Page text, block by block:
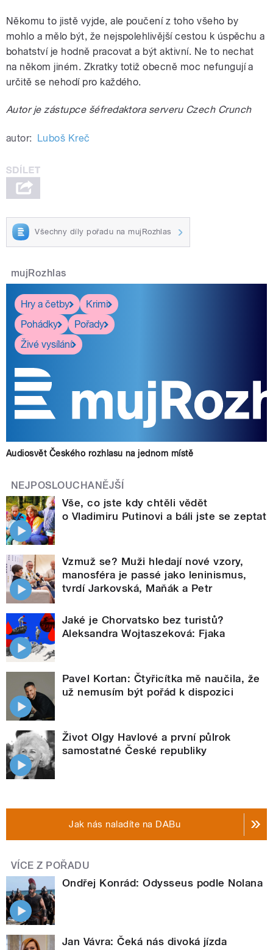
Někomu to jistě vyjde, ale poučení z toho všeho by
mohlo a mělo být, že nejspolehlivější cestou k úspěchu a
bohatství je hodně pracovat a být aktivní. Ne to nechat
na někom jiném. Zkratky totiž obecně moc nefungují a
určitě se nehodí pro každého.
Autor je zástupce šéfredaktora serveru Czech Crunch
autor: Luboš Kreč
Všechny díly pořadu na mujRozhlas
mujRozhlas
Hry a četby
Krimi
Pohádky
Pořady
Živé vysílání
Audiosvět Českého rozhlasu na jednom místě
NEJPOSLOUCHANĚJŠÍ
Vše, co jste kdy chtěli vědět
o Vladimiru Putinovi a báli jste se zeptat
Vzmuž se? Muži hledají nové vzory,
manosféra je passé jako leninismus,
tvrdí Jarkovská, Maňák a Petr
Jaké je Chorvatsko bez turistů?
Aleksandra Wojtaszeková: Fjaka
Pavel Kortan: Čtyřicítka mě naučila, že
už nemusím být pořád k dispozici
Život Olgy Havlové a první půlrok
samostatné České republiky
Jak nás naladíte na DABu
VÍCE Z POŘADU
Ondřej Konrád: Odysseus podle Nolana
Jan Vávra: Čeká nás divoká jízda